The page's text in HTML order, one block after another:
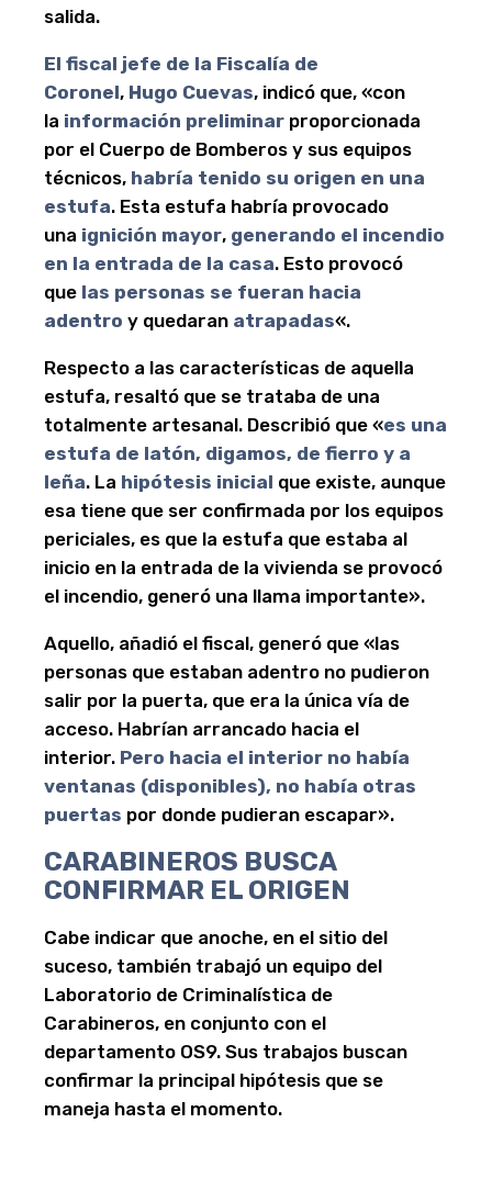
salida.
El fiscal jefe de la Fiscalía de
Coronel, Hugo Cuevas, indicó que, «con
la información preliminar proporcionada
por el Cuerpo de Bomberos y sus equipos
técnicos, habría tenido su origen en una
estufa. Esta estufa habría provocado
una ignición mayor, generando el incendio
en la entrada de la casa. Esto provocó
que las personas se fueran hacia
adentro y quedaran atrapadas«.
Respecto a las características de aquella
estufa, resaltó que se trataba de una
totalmente artesanal. Describió que «es una
estufa de latón, digamos, de fierro y a
leña. La hipótesis inicial que existe, aunque
esa tiene que ser confirmada por los equipos
periciales, es que la estufa que estaba al
inicio en la entrada de la vivienda se provocó
el incendio, generó una llama importante».
Aquello, añadió el fiscal, generó que «las
personas que estaban adentro no pudieron
salir por la puerta, que era la única vía de
acceso. Habrían arrancado hacia el
interior. Pero hacia el interior no había
ventanas (disponibles), no había otras
puertas por donde pudieran escapar».
CARABINEROS BUSCA
CONFIRMAR EL ORIGEN
Cabe indicar que anoche, en el sitio del
suceso, también trabajó un equipo del
Laboratorio de Criminalística de
Carabineros, en conjunto con el
departamento OS9. Sus trabajos buscan
confirmar la principal hipótesis que se
maneja hasta el momento.